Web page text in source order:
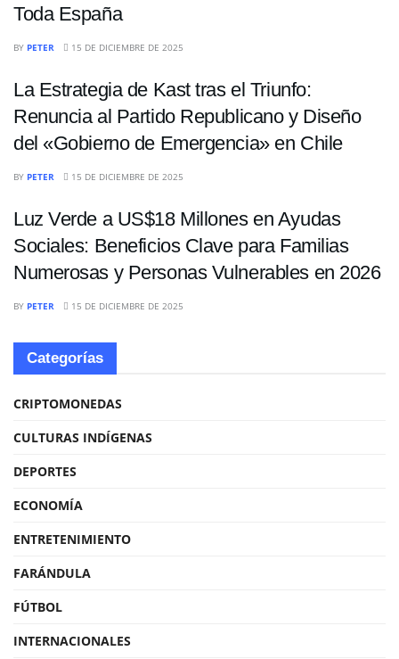
Toda España
BY PETER 15 DE DICIEMBRE DE 2025
La Estrategia de Kast tras el Triunfo:
Renuncia al Partido Republicano y Diseño
del «Gobierno de Emergencia» en Chile
BY PETER 15 DE DICIEMBRE DE 2025
Luz Verde a US$18 Millones en Ayudas
Sociales: Beneficios Clave para Familias
Numerosas y Personas Vulnerables en 2026
BY PETER 15 DE DICIEMBRE DE 2025
Categorías
CRIPTOMONEDAS
CULTURAS INDÍGENAS
DEPORTES
ECONOMÍA
ENTRETENIMIENTO
FARÁNDULA
FÚTBOL
INTERNACIONALES